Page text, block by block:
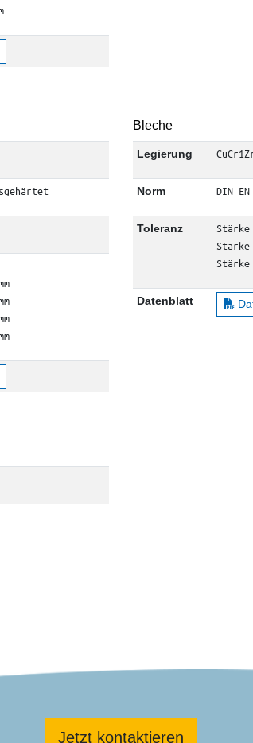
Bleche
Legierung
Norm DIN
Toleranz
Datenblatt
Jetzt kontaktieren